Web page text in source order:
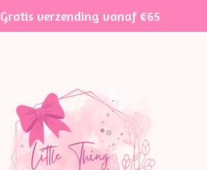
Gratis verzending vanaf €65